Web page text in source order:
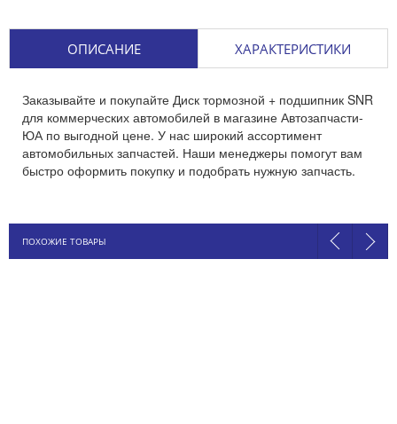
ОПИСАНИЕ ХАРАКТЕРИСТИКИ
Заказывайте и покупайте Диск тормозной + подшипник SNR
для коммерческих автомобилей в магазине Автозапчасти-
ЮА по выгодной цене. У нас широкий ассортимент
автомобильных запчастей. Наши менеджеры помогут вам
быстро оформить покупку и подобрать нужную запчасть.
ПОХОЖИЕ ТОВАРЫ